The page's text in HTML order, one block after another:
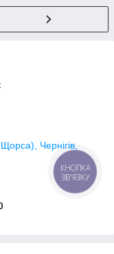
Чернігів,
КНОПКА
ЗВ'ЯЗКУ